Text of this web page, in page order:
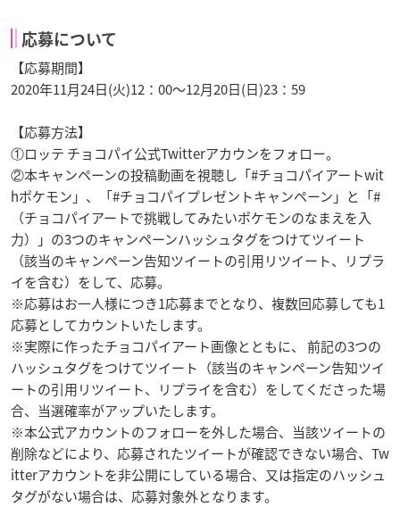
応募について
【応募期間】
2020年11月24日(火)12：00～12月20日(日)23：59
【応募方法】
①ロッテ チョコパイ公式Twitterアカウンをフォロー。
②本キャンペーンの投稿動画を視聴し「#チョコパイアートwit
hポケモン」、「#チョコパイプレゼントキャンペーン」と「#
（チョコパイアートで挑戦してみたいポケモンのなまえを入
力）」の3つのキャンペーンハッシュタグをつけてツイート
（該当のキャンペーン告知ツイートの引用リツイート、リプラ
イを含む）をして、応募。
※応募はお一人様につき1応募までとなり、複数回応募しても1
応募としてカウントいたします。
※実際に作ったチョコパイアート画像とともに、 前記の3つの
ハッシュタグをつけてツイート（該当のキャンペーン告知ツイ
ートの引用リツイート、リプライを含む）をしてくださった場
合、当選確率がアップいたします。
※本公式アカウントのフォローを外した場合、当該ツイートの
削除などにより、応募されたツイートが確認できない場合、Tw
itterアカウントを非公開にしている場合、又は指定のハッシュ
タグがない場合は、応募対象外となります。